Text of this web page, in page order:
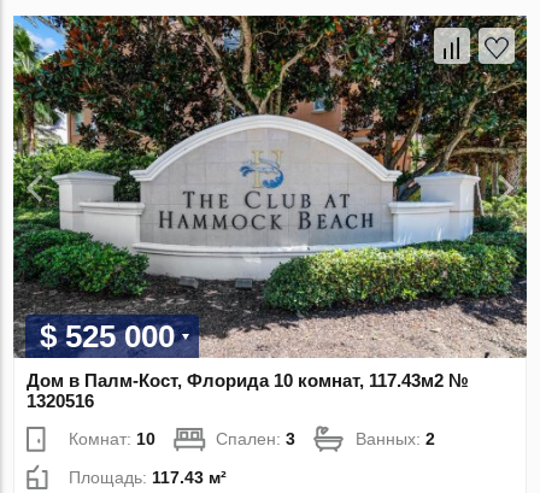
$ 525 000
Дом в Палм-Кост, Флорида 10 комнат, 117.43м2 №
1320516
Комнат: 10 Спален:3 Ванных:2
Площадь: 117.43 м²